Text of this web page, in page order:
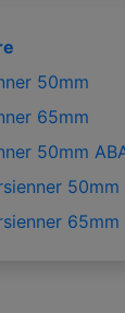
50mm
65mm
50mm
50mm
65mm